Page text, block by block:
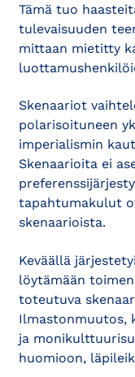
Tämä tuo
tulevaisuuden
mittaan mietitty
Skenaariot
polarisoituneen
imperialismin
Skenaarioita ei
tapahtumakulut
skenaarioista.
Keväällä
löytämään
toteutuva
Ilmastonmuutos,
ja
huomioon,